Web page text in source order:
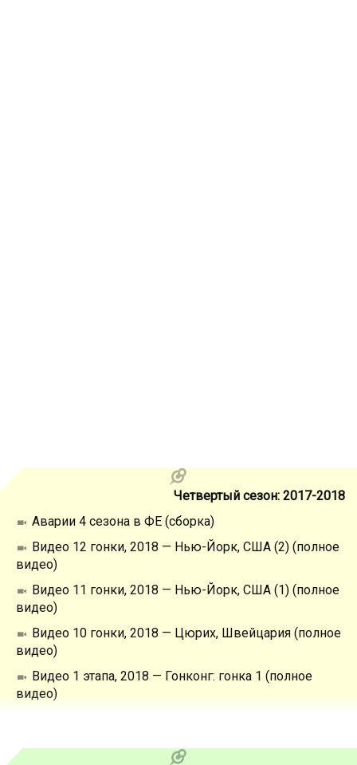
Четвертый сезон: 2017-2018
Аварии 4 сезона в ФЕ (сборка)
Видео 12 гонки, 2018 — Нью-Йорк, США (2) (полное
видео)
Видео 11 гонки, 2018 — Нью-Йорк, США (1) (полное
видео)
Видео 10 гонки, 2018 — Цюрих, Швейцария (полное
видео)
Видео 1 этапа, 2018 — Гонконг: гонка 1 (полное
видео)